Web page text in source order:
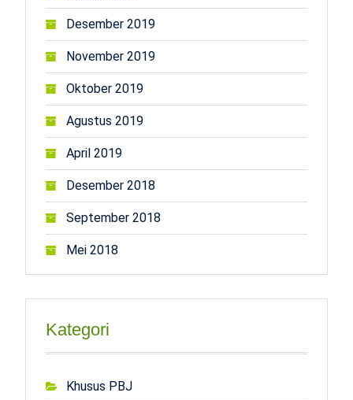
Desember 2019
November 2019
Oktober 2019
Agustus 2019
April 2019
Desember 2018
September 2018
Mei 2018
Kategori
Khusus PBJ